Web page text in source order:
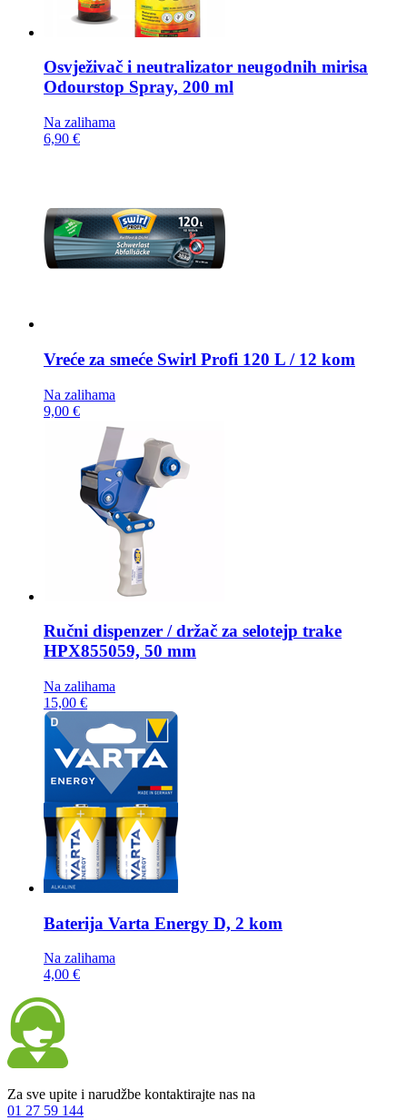
Osvježivač i neutralizator neugodnih mirisa
Odourstop Spray, 200 ml
Na zalihama
6,90 €
Vreće za smeće Swirl Profi 120 L / 12 kom
Na zalihama
9,00 €
Ručni dispenzer / držač za selotejp trake
HPX855059, 50 mm
Na zalihama
15,00 €
Baterija Varta Energy D, 2 kom
Na zalihama
4,00 €
Za sve upite i narudžbe kontaktirajte nas na
01 27 59 144